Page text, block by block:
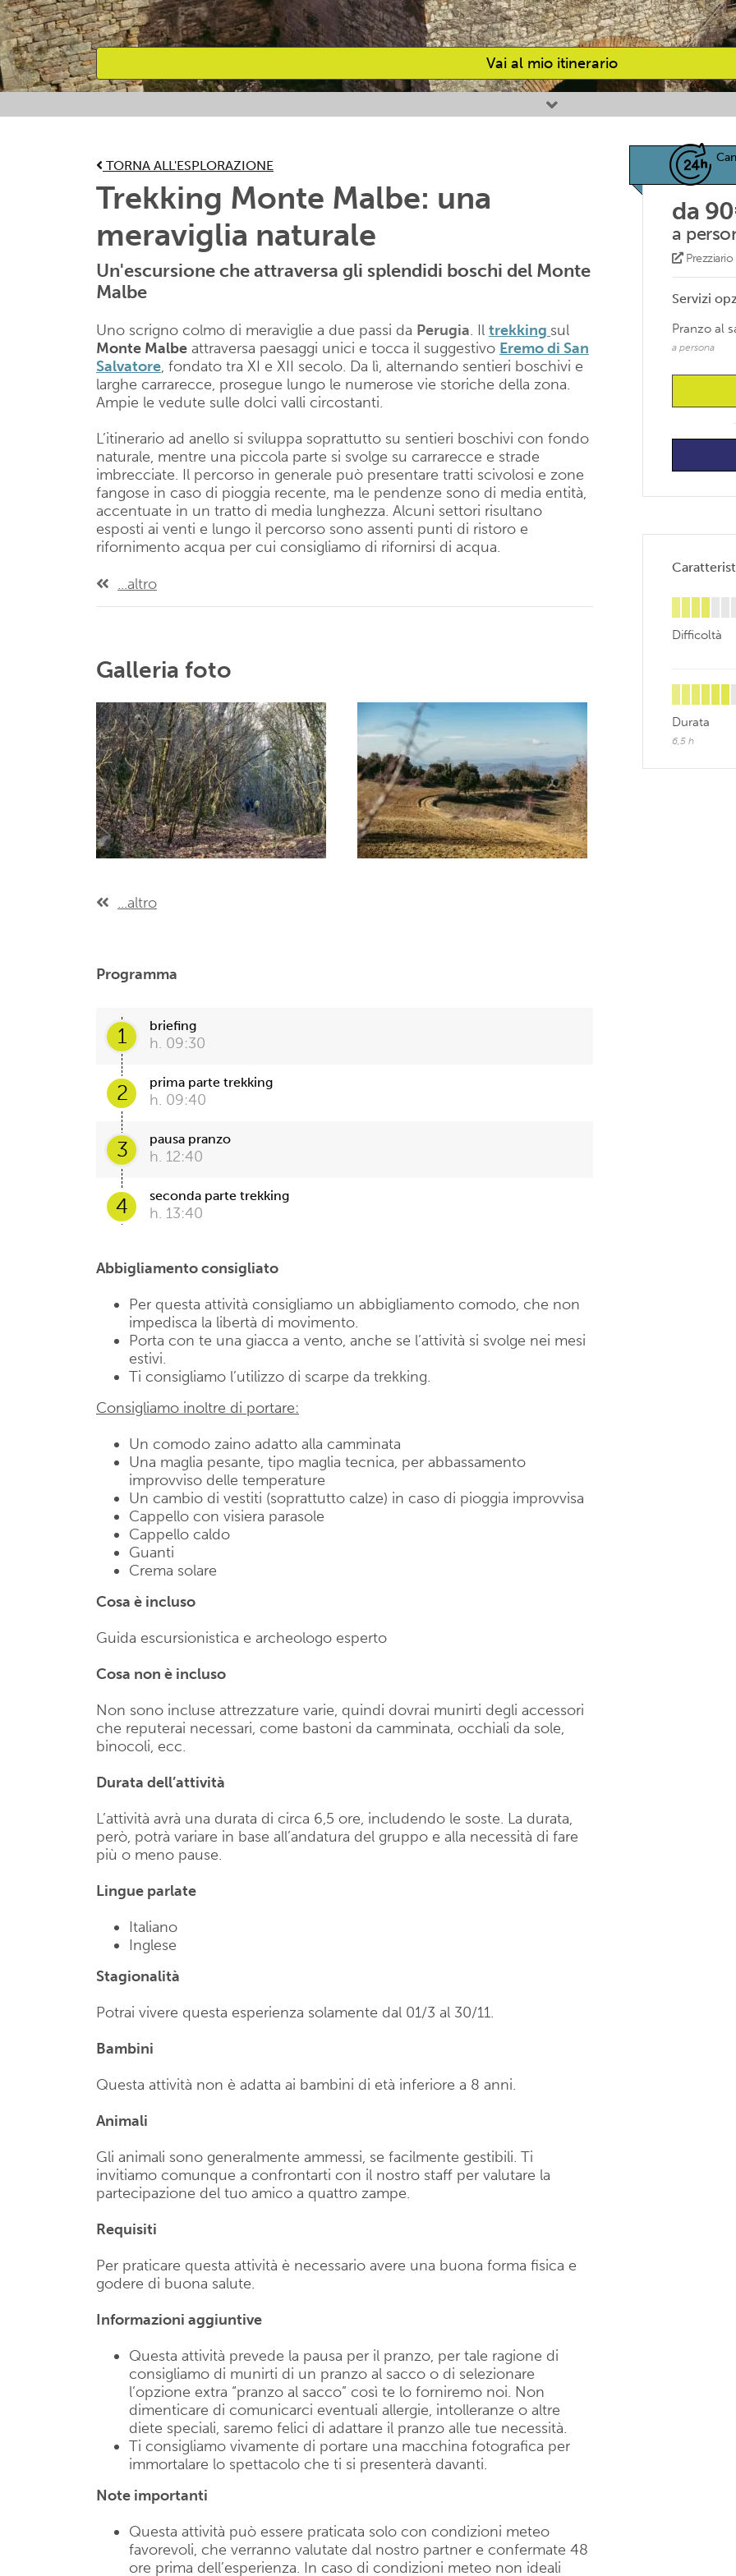
Vai al mio itinerario
Attività preferite
TORNA ALL'ESPLORAZIONE
Trekking Monte Malbe: una
meraviglia naturale
Un'escursione che attraversa gli splendidi boschi del Monte
Malbe
Uno scrigno colmo di meraviglie a due passi da Perugia. Il trekking sul
Monte Malbe attraversa paesaggi unici e tocca il suggestivo Eremo di San
Salvatore, fondato tra XI e XII secolo. Da lì, alternando sentieri boschivi e
larghe carrarecce, prosegue lungo le numerose vie storiche della zona.
Ampie le vedute sulle dolci valli circostanti.
L’itinerario ad anello si sviluppa soprattutto su sentieri boschivi con fondo
naturale, mentre una piccola parte si svolge su carrarecce e strade
imbrecciate. Il percorso in generale può presentare tratti scivolosi e zone
fangose in caso di pioggia recente, ma le pendenze sono di media entità,
accentuate in un tratto di media lunghezza. Alcuni settori risultano
esposti ai venti e lungo il percorso sono assenti punti di ristoro e
rifornimento acqua per cui consigliamo di rifornirsi di acqua.
...altro
Galleria foto
...altro
Programma
1 briefing
h. 09:30
2 prima parte trekking
h. 09:40
3 pausa pranzo
h. 12:40
4 seconda parte trekking
h. 13:40
Abbigliamento consigliato
Per questa attività consigliamo un abbigliamento comodo, che non
impedisca la libertà di movimento.
Porta con te una giacca a vento, anche se l’attività si svolge nei mesi
estivi.
Ti consigliamo l’utilizzo di scarpe da trekking.
Consigliamo inoltre di portare:
Un comodo zaino adatto alla camminata
Una maglia pesante, tipo maglia tecnica, per abbassamento
improvviso delle temperature
Un cambio di vestiti (soprattutto calze) in caso di pioggia improvvisa
Cappello con visiera parasole
Cappello caldo
Guanti
Crema solare
Cosa è incluso
Guida escursionistica e archeologo esperto
Cosa non è incluso
Non sono incluse attrezzature varie, quindi dovrai munirti degli accessori
che reputerai necessari, come bastoni da camminata, occhiali da sole,
binocoli, ecc.
Durata dell’attività
L’attività avrà una durata di circa 6,5 ore, includendo le soste. La durata,
però, potrà variare in base all’andatura del gruppo e alla necessità di fare
più o meno pause.
Lingue parlate
Italiano
Inglese
Stagionalità
Potrai vivere questa esperienza solamente dal 01/3 al 30/11.
Bambini
Questa attività non è adatta ai bambini di età inferiore a 8 anni.
Animali
Gli animali sono generalmente ammessi, se facilmente gestibili. Ti
invitiamo comunque a confrontarti con il nostro staff per valutare la
partecipazione del tuo amico a quattro zampe.
Requisiti
Per praticare questa attività è necessario avere una buona forma fisica e
godere di buona salute.
Informazioni aggiuntive
Questa attività prevede la pausa per il pranzo, per tale ragione di
consigliamo di munirti di un pranzo al sacco o di selezionare
l’opzione extra “pranzo al sacco” così te lo forniremo noi. Non
dimenticare di comunicarci eventuali allergie, intolleranze o altre
diete speciali, saremo felici di adattare il pranzo alle tue necessità.
Ti consigliamo vivamente di portare una macchina fotografica per
immortalare lo spettacolo che ti si presenterà davanti.
Note importanti
Questa attività può essere praticata solo con condizioni meteo
favorevoli, che verranno valutate dal nostro partner e confermate 48
ore prima dell’esperienza. In caso di condizioni meteo non ideali
da
a
Servizi
Pranzo al
a persona
Difficoltà
Durata
6,5 h